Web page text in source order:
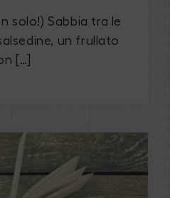
solo!) Sabbia tra le
un frullato
[…]